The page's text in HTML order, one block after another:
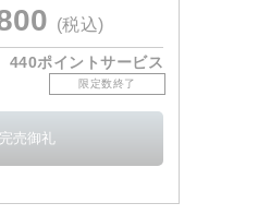
(税込)
440ポイントサービス
限定数終了